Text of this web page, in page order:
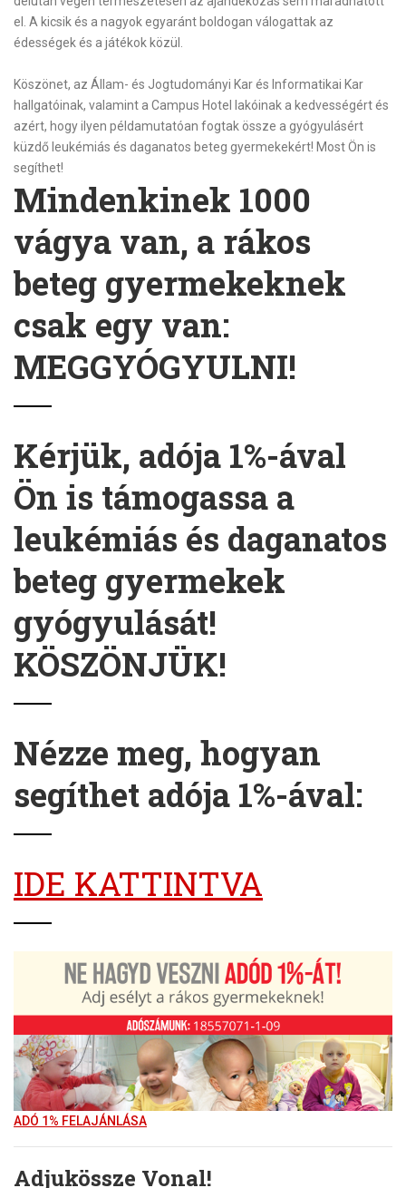
el. A kicsik és a nagyok egyaránt boldogan válogattak az
édességek és a játékok közül.
Köszönet, az Állam- és Jogtudományi Kar és Informatikai Kar
hallgatóinak, valamint a Campus Hotel lakóinak a kedvességért és
azért, hogy ilyen példamutatóan fogtak össze a gyógyulásért
küzdő leukémiás és daganatos beteg gyermekekért! Most Ön is
segíthet!
Mindenkinek 1000
vágya van, a rákos
beteg gyermekeknek
csak egy van:
MEGGYÓGYULNI!
Kérjük, adója 1%-ával
Ön is támogassa a
leukémiás és daganatos
beteg gyermekek
gyógyulását!
KÖSZÖNJÜK!
Nézze meg, hogyan
segíthet adója 1%-ával:
IDE KATTINTVA
ADÓ 1% FELAJÁNLÁSA
Adjukössze Vonal!